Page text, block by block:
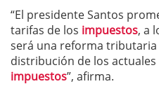
“El presidente Santos
tarifas de los impuestos, a
será una reforma
distribución de los
impuestos”, afirma.